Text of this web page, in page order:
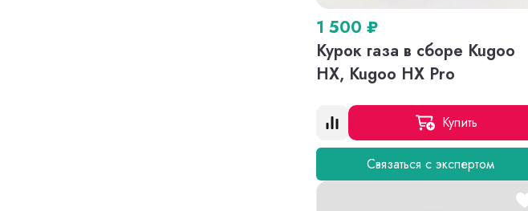
1 500 ₽
Курок газа в сборе Kugoo
HX, Kugoo HX Pro
Купить
Связаться с экспертом